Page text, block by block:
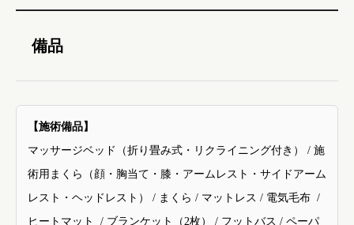
備品
【施術備品】
マッサージベッド（折り畳み式・リクライニング付き）
/ 施
術用まくら（顔・胸当て・膝・アームレスト・サイドアーム
レスト・ヘッドレスト）
/ まくら / マットレス / 電気毛布 /
ヒートマット
/ ブランケット （2枚）
/ フットバス / ペーパ